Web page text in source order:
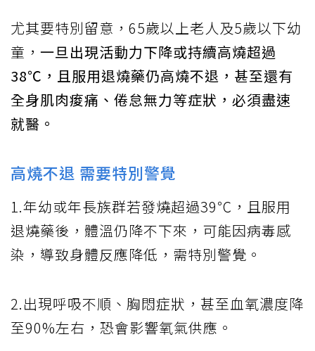
尤其要特別留意，65歲以上老人及5歲以下幼
童， 一旦出現活動力下降或持續高燒超過
38℃，且服用退燒藥仍高燒不退，甚至還有
全身肌肉痠痛、倦怠無力等症狀，必須盡速
就醫。
高燒不退 需要特別警覺
1.年幼或年長族群若發燒超過39℃，且服用
退燒藥後，體溫仍降不下來，可能因病毒感
染，導致身體反應降低，需特別警覺。
2.出現呼吸不順、胸悶症狀，甚至血氧濃度降
至90%左右，恐會影響氧氣供應。